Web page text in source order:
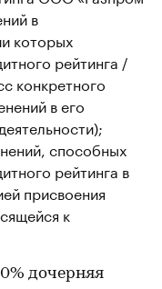
в
которых
рейтинга /
конкретного
в его
способных
рейтинга в
присвоения
к
дочерняя